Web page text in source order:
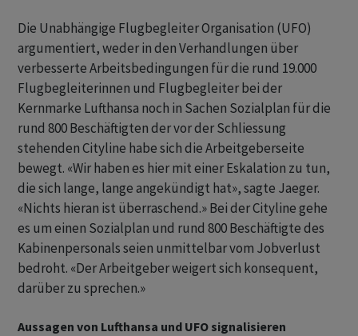
Die Unabhängige Flugbegleiter Organisation (UFO)
argumentiert, weder in ​den Verhandlungen über
verbesserte Arbeitsbedingungen für die rund 19.000
Flugbegleiterinnen und Flugbegleiter bei der
Kernmarke Lufthansa noch in Sachen Sozialplan für die
rund 800 Beschäftigten der ‌vor der Schliessung
stehenden Cityline habe sich die Arbeitgeberseite
bewegt. «Wir haben es hier mit einer Eskalation zu tun,
die sich lange, lange angekündigt hat», sagte Jaeger.
«Nichts hieran ist überraschend.» Bei der Cityline gehe
es um einen Sozialplan und rund 800 Beschäftigte des
Kabinenpersonals ​seien unmittelbar ​vom Jobverlust
bedroht. «Der Arbeitgeber weigert sich konsequent,
darüber zu sprechen.»
Aussagen von Lufthansa und UFO signalisieren